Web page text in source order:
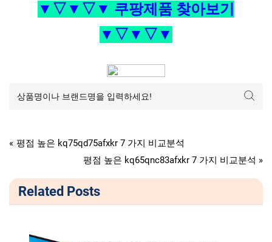
▼▽▼▽▼ 쿠팡제품 찾아보기
▼▽▼▽▼
가전디지털
글
색
P
v
i
평점 높은 kq75qd75afxkr 7 가지 비교분석
N
x
t
평점 높은 kq65qnc83afxkr 7 가지 비교분석
Related Posts